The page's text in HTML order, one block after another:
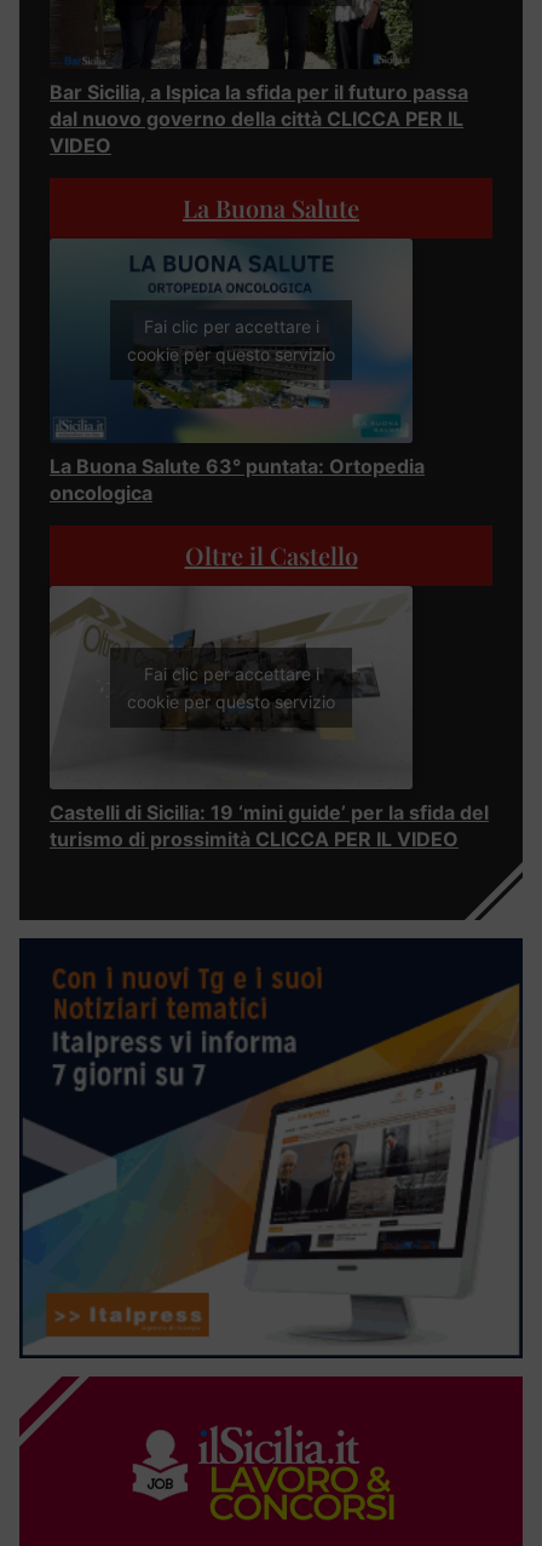
Bar Sicilia, a Ispica la sfida per il futuro passa
dal nuovo governo della città CLICCA PER IL
VIDEO
La Buona Salute
Fai clic per accettare i
cookie per questo servizio
La Buona Salute 63° puntata: Ortopedia
oncologica
Oltre il Castello
Fai clic per accettare i
cookie per questo servizio
Castelli di Sicilia: 19 ‘mini guide’ per la sfida del
turismo di prossimità CLICCA PER IL VIDEO